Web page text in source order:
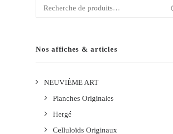
Recherche
Nos affiches & articles
NEUVIÈME ART
Planches Originales
Hergé
Celluloïds Originaux